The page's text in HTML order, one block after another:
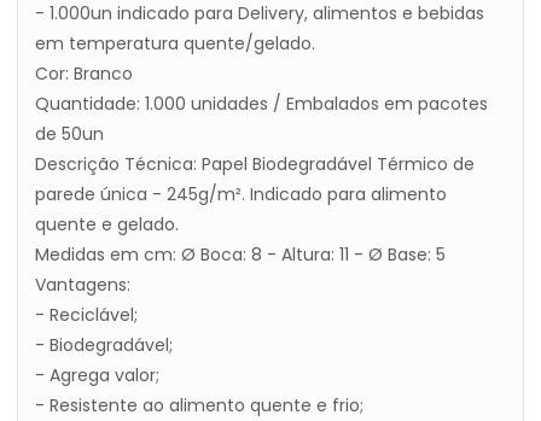
- 1.000un indicado para Delivery, alimentos e bebidas
em temperatura quente/gelado.
Cor: Branco
Quantidade: 1.000 unidades / Embalados em pacotes
de 50un
Descrição Técnica: Papel Biodegradável Térmico de
parede única - 245g/m². Indicado para alimento
quente e gelado.
Medidas em cm: Ø Boca: 8 - Altura: 11 - Ø Base: 5
Vantagens:
- Reciclável;
- Biodegradável;
- Agrega valor;
- Resistente ao alimento quente e frio;